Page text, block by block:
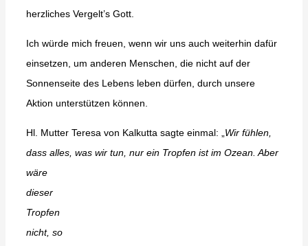
herzliches Vergelt’s Gott.
Ich würde mich freuen, wenn wir uns auch weiterhin dafür
einsetzen, um anderen Menschen, die nicht auf der
Sonnenseite des Lebens leben dürfen, durch unsere
Aktion unterstützen können.
Hl. Mutter Teresa von Kalkutta sagte einmal: „ Wir fühlen,
dass alles, was wir tun, nur ein Tropfen ist im Ozean. Aber
wäre
dieser
Tropfen
nicht, so